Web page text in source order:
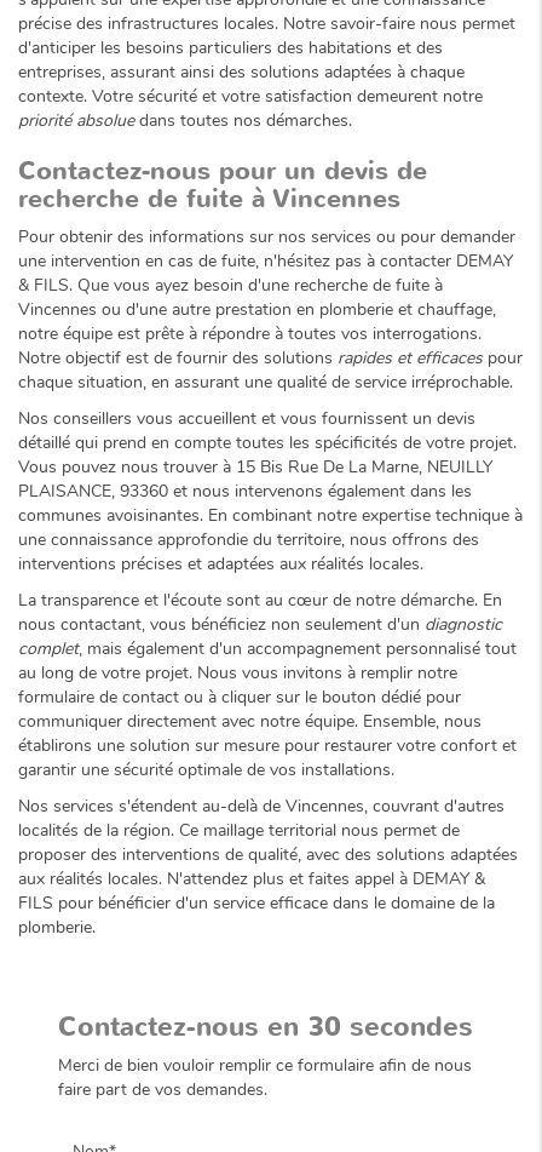
précise des infrastructures locales. Notre savoir-faire nous permet
d'anticiper les besoins particuliers des habitations et des
entreprises, assurant ainsi des solutions adaptées à chaque
contexte. Votre sécurité et votre satisfaction demeurent notre
priorité absoluedans toutes nos démarches.
Contactez-nous pour un devis de
recherche de fuite à Vincennes
Pour obtenir des informations sur nos services ou pour demander
une intervention en cas de fuite, n'hésitez pas à contacter DEMAY
& FILS. Que vous ayez besoin d'une recherche de fuite à
Vincennes ou d'une autre prestation en plomberie et chauffage,
notre équipe est prête à répondre à toutes vos interrogations.
Notre objectif est de fournir des solutions rapides et efficacespour
chaque situation, en assurant une qualité de service irréprochable.
Nos conseillers vous accueillent et vous fournissent un devis
détaillé qui prend en compte toutes les spécificités de votre projet.
Vous pouvez nous trouver à 15 Bis Rue De La Marne, NEUILLY
PLAISANCE, 93360 et nous intervenons également dans les
communes avoisinantes. En combinant notre expertise technique à
une connaissance approfondie du territoire, nous offrons des
interventions précises et adaptées aux réalités locales.
La transparence et l'écoute sont au cœur de notre démarche. En
nous contactant, vous bénéficiez non seulement d'un diagnostic
complet, mais également d'un accompagnement personnalisé tout
au long de votre projet. Nous vous invitons à remplir notre
formulaire de contact ou à cliquer sur le bouton dédié pour
communiquer directement avec notre équipe. Ensemble, nous
établirons une solution sur mesure pour restaurer votre confort et
garantir une sécurité optimale de vos installations.
Nos services s'étendent au-delà de Vincennes, couvrant d'autres
localités de la région. Ce maillage territorial nous permet de
proposer des interventions de qualité, avec des solutions adaptées
aux réalités locales. N'attendez plus et faites appel à DEMAY &
FILS pour bénéficier d'un service efficace dans le domaine de la
plomberie.
Contactez-nous en 30 secondes
Merci de bien vouloir remplir ce formulaire afin de nous
faire part de vos demandes.